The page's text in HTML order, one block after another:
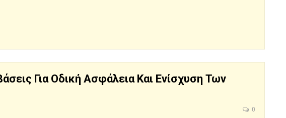
Για Οδική Ασφάλεια Και Ενίσχυση Των
0